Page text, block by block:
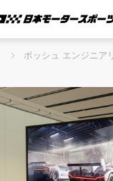
ボッシュ エンジニ